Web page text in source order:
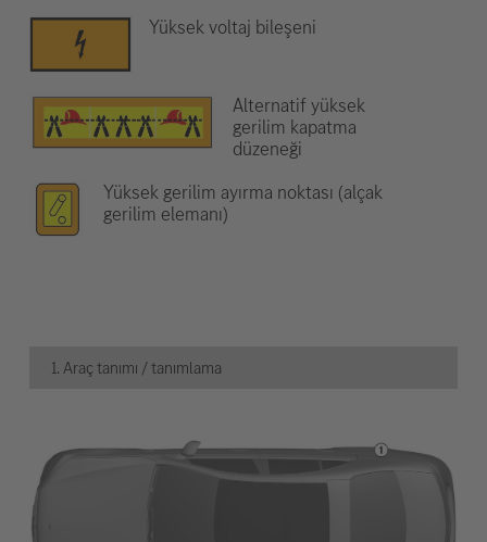
Yüksek voltaj bileşeni
Alternatif yüksek
gerilim kapatma
düzeneği
Yüksek gerilim ayırma noktası (alçak
gerilim elemanı)
1. Araç tanımı / tanımlama